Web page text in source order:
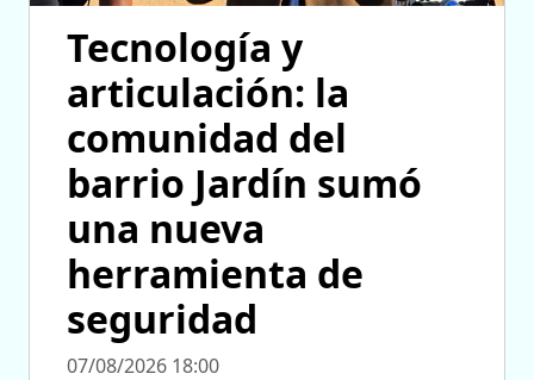
Tecnología y
articulación: la
comunidad del
barrio Jardín sumó
una nueva
herramienta de
seguridad
07/08/2026 18:00